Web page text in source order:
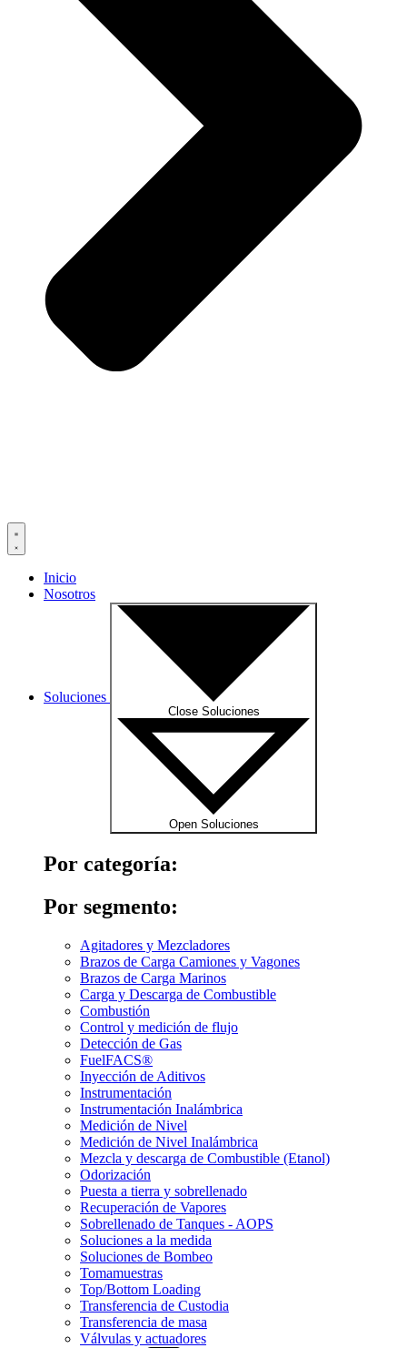
Inicio
Nosotros
Soluciones
Close Soluciones
Open Soluciones
Por categoría:
Por segmento:
Agitadores y Mezcladores
Brazos de Carga Camiones y Vagones
Brazos de Carga Marinos
Carga y Descarga de Combustible
Combustión
Control y medición de flujo
Detección de Gas
FuelFACS®
Inyección de Aditivos
Instrumentación
Instrumentación Inalámbrica
Medición de Nivel
Medición de Nivel Inalámbrica
Mezcla y descarga de Combustible (Etanol)
Odorización
Puesta a tierra y sobrellenado
Recuperación de Vapores
Sobrellenado de Tanques - AOPS
Soluciones a la medida
Soluciones de Bombeo
Tomamuestras
Top/Bottom Loading
Transferencia de Custodia
Transferencia de masa
Válvulas y actuadores